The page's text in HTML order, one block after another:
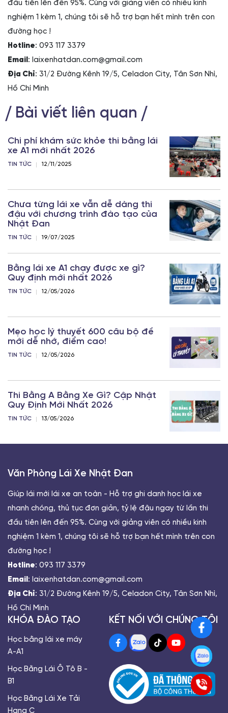
đầu tiên lên đến 95%. Cùng với giảng viên có nhiều kinh
nghiệm 1 kèm 1, chúng tôi sẽ hỗ trợ bạn hết mình trên con
đường học !
Hotline: 093 117 3379
Email: laixenhatdan.com@gmail.com
Địa Chỉ: 31/2 Đường Kênh 19/5, Celadon City, Tân Sơn Nhì,
Hồ Chí Minh
Bài viết liên quan
Chi phí khám sức khỏe thi bằng lái
xe A1 mới nhất 2026
TIN TỨC 12/11/2025
Chưa từng lái xe vẫn dễ dàng thi
đậu với chương trình đào tạo của
Nhật Đan
TIN TỨC 19/07/2025
Bằng lái xe A1 chạy được xe gì?
Quy định mới nhất 2026
TIN TỨC 12/05/2026
Mẹo học lý thuyết 600 câu bộ đề
mới dễ nhớ, điểm cao!
TIN TỨC 12/05/2026
Thi Bằng A Bằng Xe Gì? Cập Nhật
Quy Định Mới Nhất 2026
TIN TỨC 13/05/2026
Văn Phòng Lái Xe Nhật Đan
Giúp lái mới lái xe an toàn - Hỗ trợ ghi danh học lái xe
nhanh chóng, thủ tục đơn giản, tỷ lệ đậu ngay từ lần thi
đầu tiên lên đến 95%. Cùng với giảng viên có nhiều kinh
nghiệm 1 kèm 1, chúng tôi sẽ hỗ trợ bạn hết mình trên con
đường học !
Hotline: 093 117 3379
Email: laixenhatdan.com@gmail.com
Địa Chỉ: 31/2 Đường Kênh 19/5, Celadon City, Tân Sơn Nhì,
Hồ Chí Minh
KHÓA ĐÀO TẠO
Học bằng lái xe máy
A-A1
Học Bằng Lái Ô Tô B -
B1
Học Bằng Lái Xe Tải
Hạng C
KẾT NỐI VỚI CHÚNG TÔI